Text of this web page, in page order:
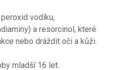
vodíku,
a resorcinol, které
nebo dráždit oči a kůži.
mladší 16 let.